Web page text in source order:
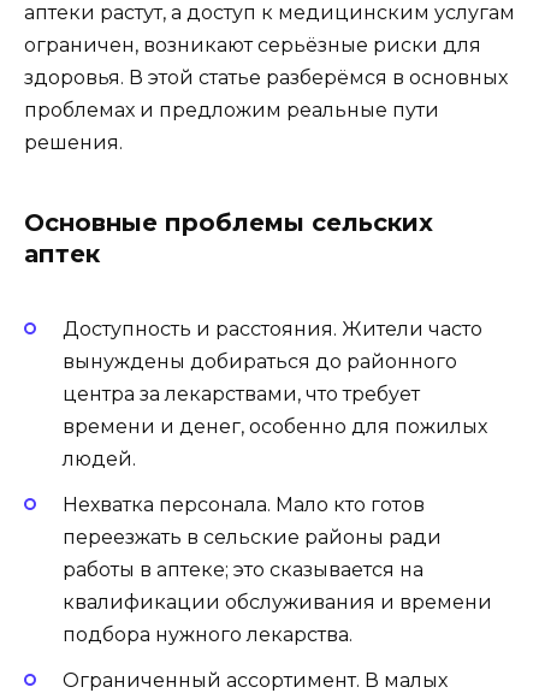
аптеки растут, а доступ к медицинским услугам
ограничен, возникают серьёзные риски для
здоровья. В этой статье разберёмся в основных
проблемах и предложим реальные пути
решения.
Основные проблемы сельских
аптек
Доступность и расстояния. Жители часто
вынуждены добираться до районного
центра за лекарствами, что требует
времени и денег, особенно для пожилых
людей.
Нехватка персонала. Мало кто готов
переезжать в сельские районы ради
работы в аптеке; это сказывается на
квалификации обслуживания и времени
подбора нужного лекарства.
Ограниченный ассортимент. В малых